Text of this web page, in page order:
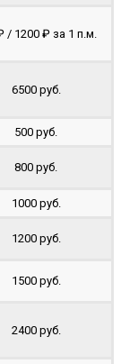
/ 1200 ₽ за 1 п.м.
6500 руб.
500 руб.
800 руб.
1000 руб.
1200 руб.
1500 руб.
2400 руб.